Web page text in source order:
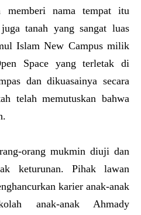
memberi nama tempat itu
tanah yang sangat luas
Islam New Campus milik
Space yang terletak di
dan dikuasainya secara
telah memutuskan bahwa
mukmin diuji dan
keturunan. Pihak lawan
karier anak-anak
anak-anak Ahmady